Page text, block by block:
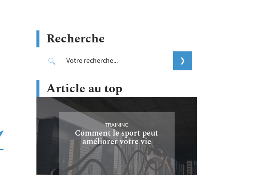
Recherche
Article au top
TRAINING
Comment le sport peut
améliorer votre vie